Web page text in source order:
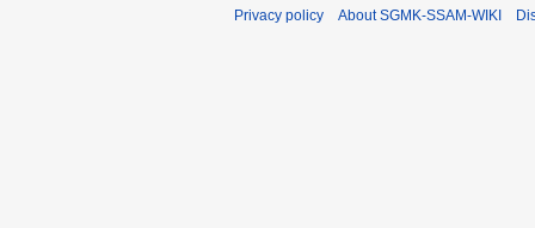
Privacy policy About SGMK-SSAM-WIKI